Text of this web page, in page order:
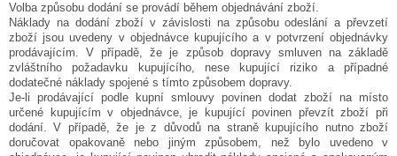
Volba způsobu dodání se provádí během objednávání zboží.
Náklady na dodání zboží v závislosti na způsobu odeslání a převzetí
zboží jsou uvedeny v objednávce kupujícího a v potvrzení objednávky
prodávajícím. V případě, že je způsob dopravy smluven na základě
zvláštního požadavku kupujícího, nese kupující riziko a případné
dodatečné náklady spojené s tímto způsobem dopravy.
Je-li prodávající podle kupní smlouvy povinen dodat zboží na místo
určené kupujícím v objednávce, je kupující povinen převzít zboží při
dodání. V případě, že je z důvodů na straně kupujícího nutno zboží
doručovat opakovaně nebo jiným způsobem, než bylo uvedeno v